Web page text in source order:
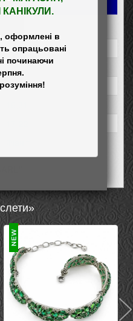
КАНІКУЛИ.
оформлені в
опрацьовані
починаючи
позолота
925
Элис